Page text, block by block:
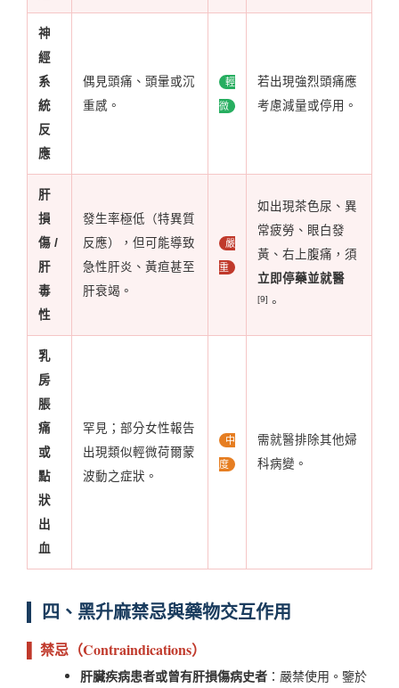
神
經
系
統
反
應
偶見頭痛、頭暈或沉
重感。
輕
微
若出現強烈頭痛應
考慮減量或停用。
肝
損
傷 /
肝
毒
性
發生率極低（特異質
反應），但可能導致
急性肝炎、黃疸甚至
肝衰竭。
嚴
重
如出現茶色尿、異
常疲勞、眼白發
黃、右上腹痛，須
立即停藥並就醫
[9] 。
乳
房
脹
痛
或
點
狀
出
血
罕見；部分女性報告
出現類似輕微荷爾蒙
波動之症狀。
中
度
需就醫排除其他婦
科病變。
四、黑升麻禁忌與藥物交互作用
▌ 禁忌（Contraindications）
肝臟疾病患者或曾有肝損傷病史者 ：嚴禁使用。鑒於